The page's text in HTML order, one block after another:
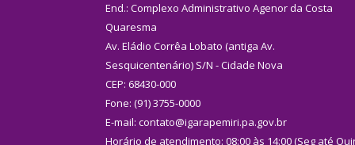
End.: Complexo Administrativo Agenor da Costa
Quaresma
Av. Eládio Corrêa Lobato (antiga Av.
Sesquicentenário) S/N - Cidade Nova
CEP: 68430-000
Fone: (91) 3755-0000
E-mail: contato@igarapemiri.pa.gov.br
Horário de atendimento: 08:00 às 14:00 (Seg até